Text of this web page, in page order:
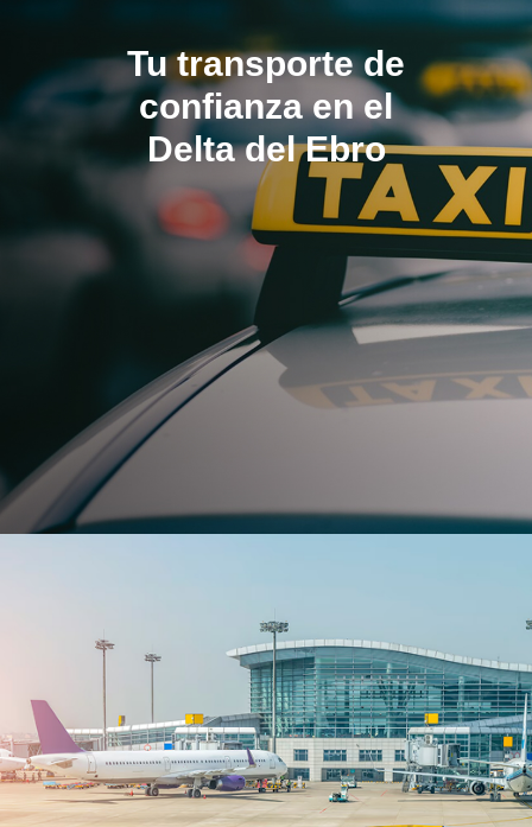
Tu transporte de
confianza en el
Delta del Ebro